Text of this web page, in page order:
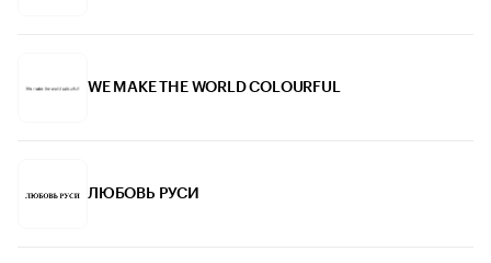
WE MAKE THE WORLD COLOURFUL
ЛЮБОВЬ РУСИ